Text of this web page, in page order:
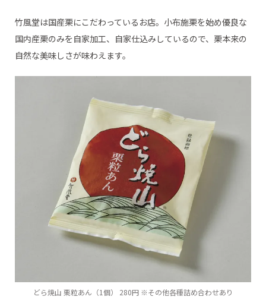
竹風堂は国産栗にこだわっているお店。小布施栗を始め優良な
国内産栗のみを自家加工、自家仕込みしているので、栗本来の
自然な美味しさが味わえます。
どら焼山 栗粒あん（1個） 280円 ※その他各種詰め合わせあり